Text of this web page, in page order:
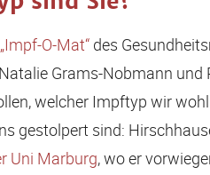
„Impf-O-Mat“ des
Grams-Nobmann
welcher Impftyp wir
gestolpert sind:
Uni Marburg, wo er